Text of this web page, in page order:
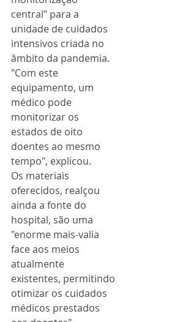
central" para a
unidade de cuidados
intensivos criada no
âmbito da pandemia.
"Com este
equipamento, um
médico pode
monitorizar os
estados de oito
doentes ao mesmo
tempo", explicou.
Os materiais
oferecidos, realçou
ainda a fonte do
hospital, são uma
"enorme mais-valia
face aos meios
atualmente
existentes, permitindo
otimizar os cuidados
médicos prestados